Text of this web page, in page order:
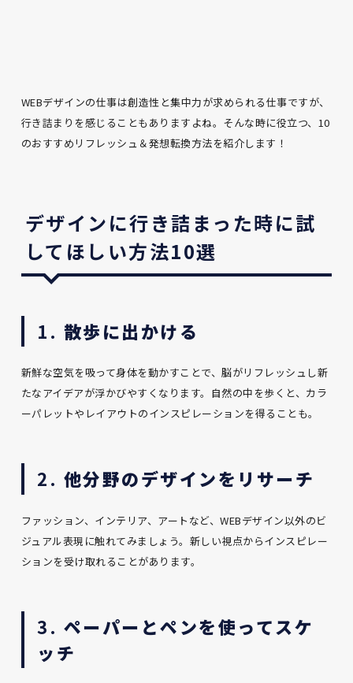
WEBデザインの仕事は創造性と集中力が求められる仕事ですが、
行き詰まりを感じることもありますよね。そんな時に役立つ、10
のおすすめリフレッシュ＆発想転換方法を紹介します！
デザインに行き詰まった時に試
してほしい方法10選
1. 散歩に出かける
新鮮な空気を吸って身体を動かすことで、脳がリフレッシュし新
たなアイデアが浮かびやすくなります。自然の中を歩くと、カラ
ーパレットやレイアウトのインスピレーションを得ることも。
2. 他分野のデザインをリサーチ
ファッション、インテリア、アートなど、WEBデザイン以外のビ
ジュアル表現に触れてみましょう。新しい視点からインスピレー
ションを受け取れることがあります。
3. ペーパーとペンを使ってスケ
ッチ